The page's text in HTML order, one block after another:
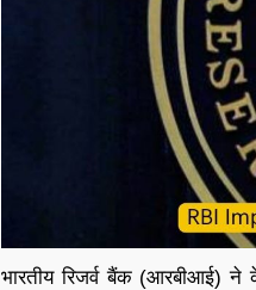
भारतीय रिजर्व बैंक (आरबीआई) ने